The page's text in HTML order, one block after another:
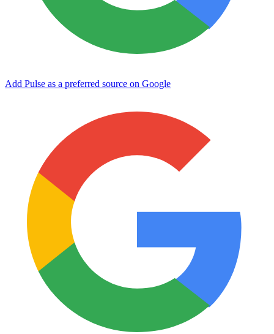
Add Pulse as a preferred source on Google